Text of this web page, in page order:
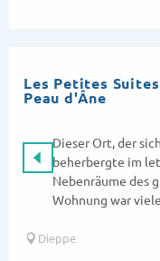
Les Petites
Peau d'Âne
Dieser Ort, der
beherbergte im
Nebenräume des
Wohnung war
Dieppe